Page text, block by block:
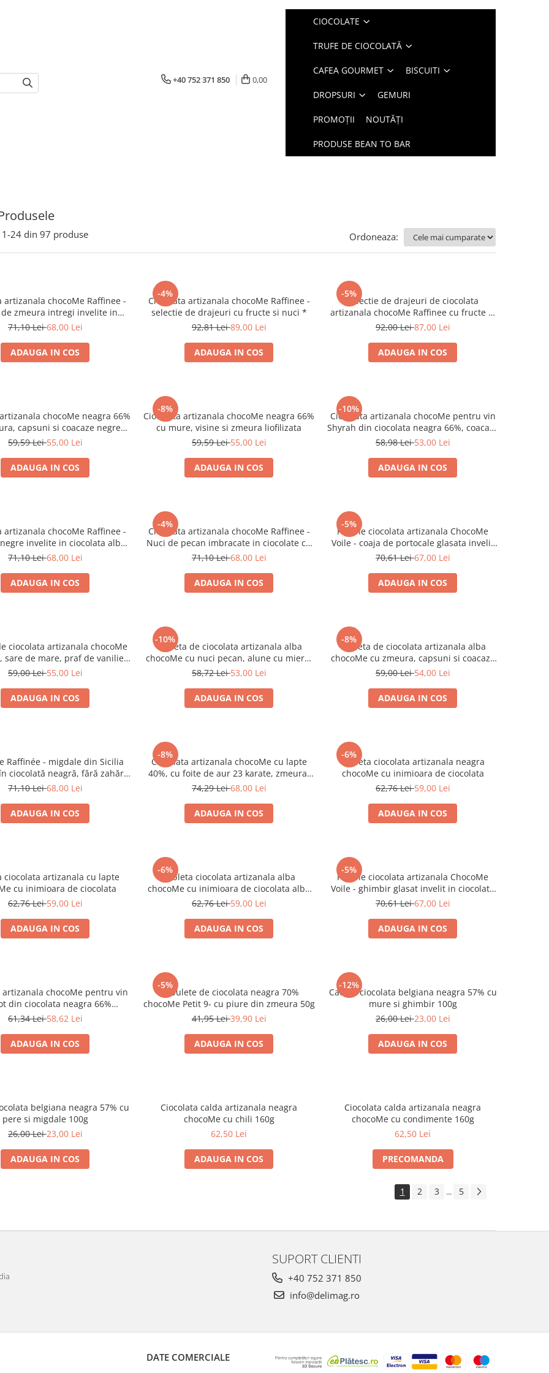
+40 752 371 850 0,00
CIOCOLATE
TRUFE DE CIOCOLATĂ
CAFEA GOURMET BISCUITI
DROPSURI GEMURI
PROMOȚII NOUTĂȚI
PRODUSE BEAN TO BAR
1-24 din 97 produse Ordoneaza:
artizanala chocoMe Raffinee -
zmeura intregi invelite in
alba cu vanilie de Bourbon
71,10 Lei68,00 Lei
ADAUGA IN COS
-4%
Ciocolata artizanala chocoMe Raffinee -
selectie de drajeuri cu fructe si nuci *
92,81 Lei89,00 Lei
ADAUGA IN COS
-5%
Selectie de drajeuri de ciocolata
artizanala chocoMe Raffinee cu fructe si
nuci 160g *
92,00 Lei87,00 Lei
ADAUGA IN COS
chocoMe neagra 66%
capsuni si coacaze negre
liofilizate
59,59 Lei55,00 Lei
ADAUGA IN COS
-8%
Ciocolata artizanala chocoMe neagra 66%
cu mure, visine si zmeura liofilizata
59,59 Lei55,00 Lei
ADAUGA IN COS
-10%
Ciocolata artizanala chocoMe pentru vin
Shyrah din ciocolata neagra 66%, coacaze
negre, petale de violete, sare de mare cu
58,98 Lei53,00 Lei
ADAUGA IN COS
artizanala chocoMe Raffinee -
invelite in ciocolata alba
cu iaurt 120g
71,10 Lei68,00 Lei
ADAUGA IN COS
-4%
Ciocolata artizanala chocoMe Raffinee -
Nuci de pecan imbracate in ciocolate cu
lapte si sare de mare cu vanilie Tahiti
71,10 Lei68,00 Lei
ADAUGA IN COS
-5%
Praline ciocolata artizanala ChocoMe
Voile - coaja de portocale glasata invelit
in ciocolata neagra
70,61 Lei67,00 Lei
ADAUGA IN COS
ciocolata artizanala chocoMe
sare de mare, praf de vanilie
nuci de pecan 110g *
59,00 Lei55,00 Lei
ADAUGA IN COS
-10%
Tableta de ciocolata artizanala alba
chocoMe cu nuci pecan, alune cu miere,
fistic 110g
58,72 Lei53,00 Lei
ADAUGA IN COS
-8%
Tableta de ciocolata artizanala alba
chocoMe cu zmeura, capsuni si coacaze
negre liofilizate 110g
59,00 Lei54,00 Lei
ADAUGA IN COS
Raffinée - migdale din Sicilia
ciocolată neagră, fără zahăr
adăugat 120g
71,10 Lei68,00 Lei
ADAUGA IN COS
-8%
Ciocolata artizanala chocoMe cu lapte
40%, cu foite de aur 23 karate, zmeura,
felii de capsuni liofilizata
74,29 Lei68,00 Lei
ADAUGA IN COS
-6%
Tableta ciocolata artizanala neagra
chocoMe cu inimioara de ciocolata
62,76 Lei59,00 Lei
ADAUGA IN COS
ciocolata artizanala cu lapte
cu inimioara de ciocolata
62,76 Lei59,00 Lei
ADAUGA IN COS
-6%
Tableta ciocolata artizanala alba
chocoMe cu inimioara de ciocolata alba
110g
62,76 Lei59,00 Lei
ADAUGA IN COS
-5%
Praline ciocolata artizanala ChocoMe
Voile - ghimbir glasat invelit in ciocolata
neagra
70,61 Lei67,00 Lei
ADAUGA IN COS
artizanala chocoMe pentru vin
din ciocolata neagra 66%
boabe de cacao, visine,
61,34 Lei58,62 Lei
ADAUGA IN COS
-5%
Cubulete de ciocolata neagra 70%
chocoMe Petit 9- cu piure din zmeura 50g
41,95 Lei39,90 Lei
ADAUGA IN COS
-12%
Cachet ciocolata belgiana neagra 57% cu
mure si ghimbir 100g
26,00 Lei23,00 Lei
ADAUGA IN COS
belgiana neagra 57% cu
pere si migdale 100g
26,00 Lei23,00 Lei
ADAUGA IN COS
Ciocolata calda artizanala neagra
chocoMe cu chili 160g
62,50 Lei
ADAUGA IN COS
Ciocolata calda artizanala neagra
chocoMe cu condimente 160g
62,50 Lei
PRECOMANDA
1 2 3 ... 5
SUPORT CLIENTI
+40 752 371 850
info@delimag.ro
DATE COMERCIALE